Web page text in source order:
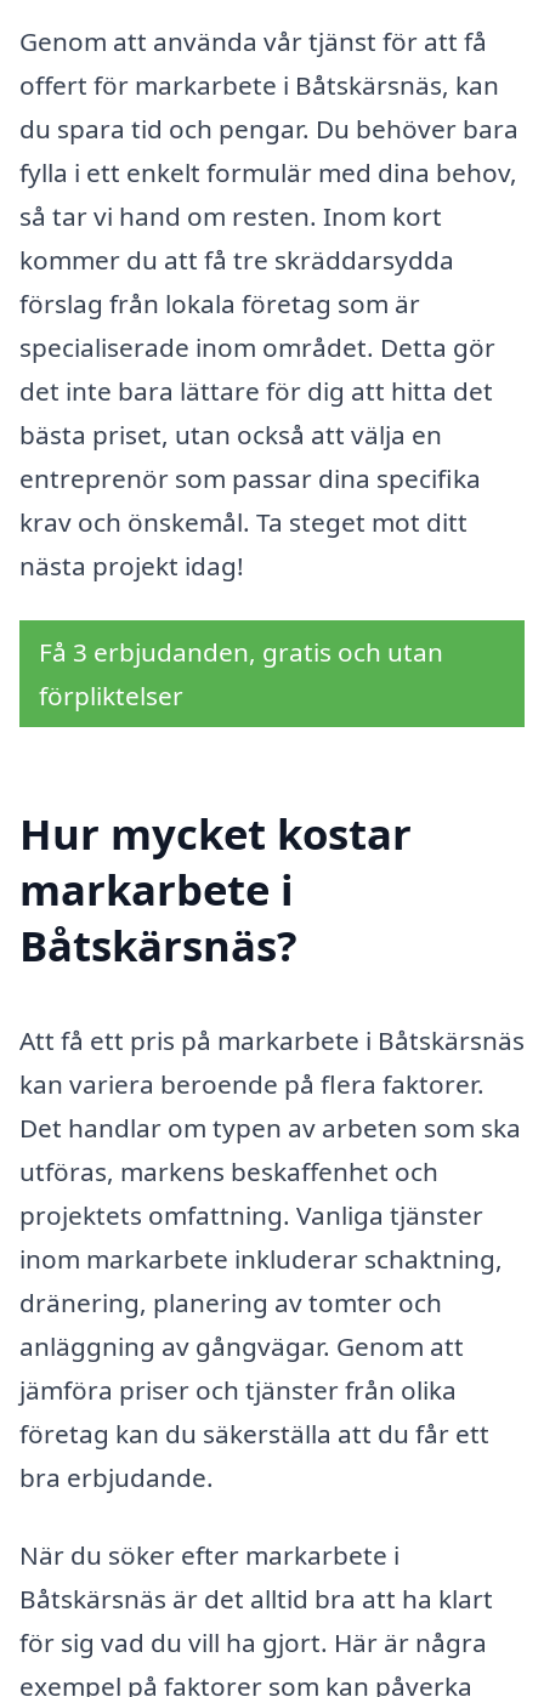
Genom att använda vår tjänst för att få
offert för markarbete i Båtskärsnäs, kan
du spara tid och pengar. Du behöver bara
fylla i ett enkelt formulär med dina behov,
så tar vi hand om resten. Inom kort
kommer du att få tre skräddarsydda
förslag från lokala företag som är
specialiserade inom området. Detta gör
det inte bara lättare för dig att hitta det
bästa priset, utan också att välja en
entreprenör som passar dina specifika
krav och önskemål. Ta steget mot ditt
nästa projekt idag!
Få 3 erbjudanden, gratis och utan
förpliktelser
Hur mycket kostar
markarbete i
Båtskärsnäs?
Att få ett pris på markarbete i Båtskärsnäs
kan variera beroende på flera faktorer.
Det handlar om typen av arbeten som ska
utföras, markens beskaffenhet och
projektets omfattning. Vanliga tjänster
inom markarbete inkluderar schaktning,
dränering, planering av tomter och
anläggning av gångvägar. Genom att
jämföra priser och tjänster från olika
företag kan du säkerställa att du får ett
bra erbjudande.
När du söker efter markarbete i
Båtskärsnäs är det alltid bra att ha klart
för sig vad du vill ha gjort. Här är några
exempel på faktorer som kan påverka